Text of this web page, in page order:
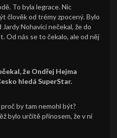
To byla legrace. Nic
člověk od trémy zpocený. Bylo
Nohavici nečekal, že do
Od nás se to čekalo, ale od něj
že Ondřej Hejma
hledá SuperStar.
by tam nemohl být?
bylo určitě přínosem, že v ní